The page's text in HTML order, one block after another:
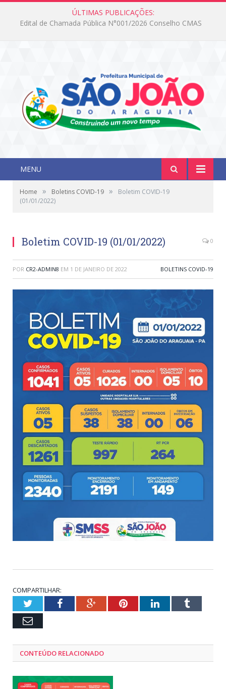
ÚLTIMAS PUBLICAÇÕES:
Edital de Chamada Pública N°001/2026 Conselho CMAS
MENU
Home » Boletins COVID-19 »
Boletim COVID-19
(01/01/2022)
Boletim COVID-19 (01/01/2022) 0
POR CR2-ADMIN8 EM 1 DE JANEIRO DE 2022 BOLETINS COVID-19
COMPARTILHAR:
TwitterFacebookGoogle+PinterestLinkedInTumblr
Email
CONTEÚDO RELACIONADO